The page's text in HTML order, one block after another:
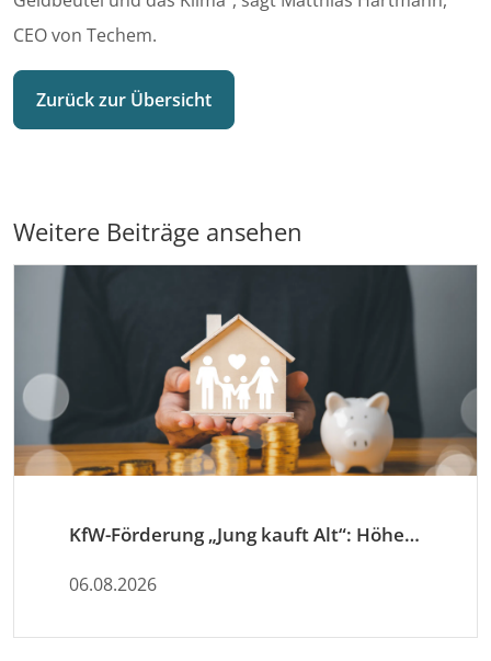
CEO von Techem.
Zurück zur Übersicht
Weitere Beiträge ansehen
KfW-Förderung „Jung kauft Alt“: Höhere Kredite ab August 2026
06.08.2026